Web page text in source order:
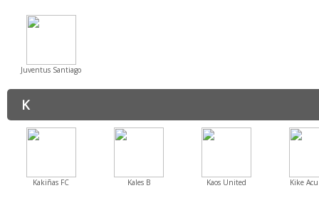
Juventus Santiago
K
Kakiñas FC Kales B Kaos United Kike